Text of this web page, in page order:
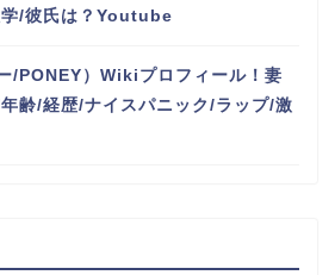
/彼氏は？Youtube
/PONEY）Wikiプロフィール！妻
年齢/経歴/ナイスパニック/ラップ/激